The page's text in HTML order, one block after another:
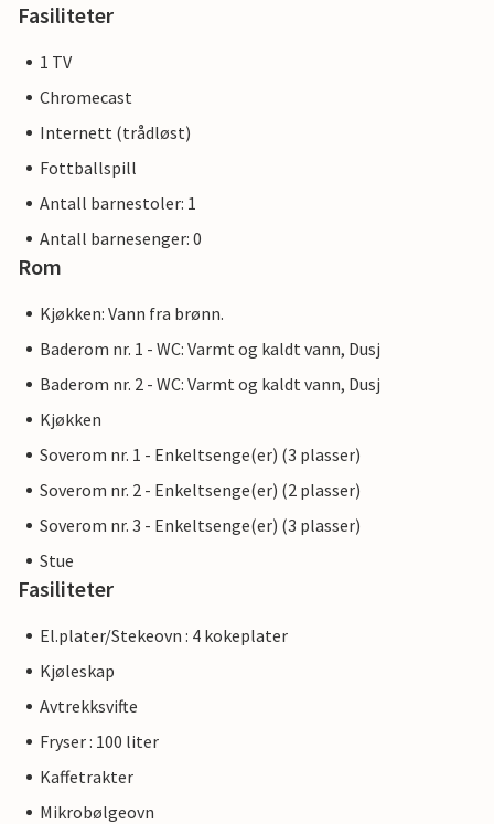
Fasiliteter
1 TV
Chromecast
Internett (trådløst)
Fottballspill
Antall barnestoler: 1
Antall barnesenger: 0
Rom
Kjøkken: Vann fra brønn.
Baderom nr. 1 - WC: Varmt og kaldt vann, Dusj
Baderom nr. 2 - WC: Varmt og kaldt vann, Dusj
Kjøkken
Soverom nr. 1 - Enkeltsenge(er) (3 plasser)
Soverom nr. 2 - Enkeltsenge(er) (2 plasser)
Soverom nr. 3 - Enkeltsenge(er) (3 plasser)
Stue
Fasiliteter
El.plater/Stekeovn : 4 kokeplater
Kjøleskap
Avtrekksvifte
Fryser : 100 liter
Kaffetrakter
Mikrobølgeovn